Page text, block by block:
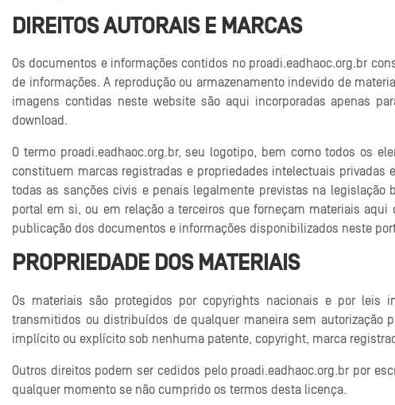
DIREITOS AUTORAIS E MARCAS
Os documentos e informações contidos no proadi.eadhaoc.org.br
de informações. A reprodução ou armazenamento indevido de
imagens contidas neste website são aqui incorporadas apenas
download.
O termo proadi.eadhaoc.org.br, seu logotipo, bem como todos os
constituem marcas registradas e propriedades intelectuais privadas
todas as sanções civis e penais legalmente previstas na
portal em si, ou em relação a terceiros que forneçam materiais
publicação dos documentos e informações disponibilizados neste
PROPRIEDADE DOS MATERIAIS
Os materiais são protegidos por copyrights nacionais e por leis
transmitidos ou distribuídos de qualquer maneira sem autorização
implícito ou explícito sob nenhuma patente, copyright, marca
Outros direitos podem ser cedidos pelo proadi.eadhaoc.org.br por
qualquer momento se não cumprido os termos desta licença.